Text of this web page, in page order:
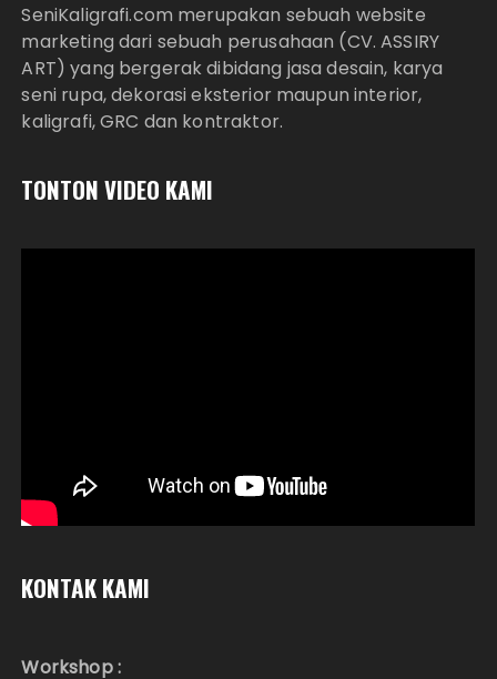
SeniKaligrafi.com merupakan sebuah website
marketing dari sebuah perusahaan (CV. ASSIRY
ART) yang bergerak dibidang jasa desain, karya
seni rupa, dekorasi eksterior maupun interior,
kaligrafi, GRC dan kontraktor.
TONTON VIDEO KAMI
KONTAK KAMI
Workshop :